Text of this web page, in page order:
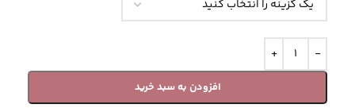
افزودن به سبد خرید